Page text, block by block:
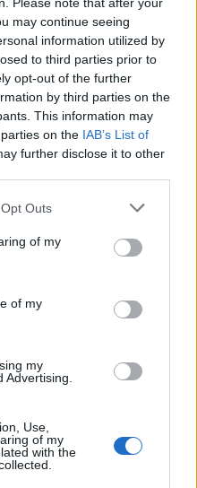
may continue seeing
information utilized by
to third parties prior to
opt-out of the further
by third parties on the
This information may
on the IAB’s List of
further disclose it to other
Outs
of my
of my
my
Advertising.
Use,
of my
with the